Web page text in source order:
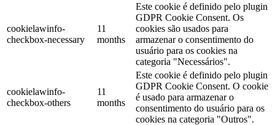
cookielawinfo-
checkbox-necessary
11
months
Este cookie é definido pelo plugin
GDPR Cookie Consent. Os
cookies são usados ​​para
armazenar o consentimento do
usuário para os cookies na
categoria "Necessários".
cookielawinfo-
checkbox-others
11
months
Este cookie é definido pelo plugin
GDPR Cookie Consent. O cookie
é usado para armazenar o
consentimento do usuário para os
cookies na categoria "Outros".